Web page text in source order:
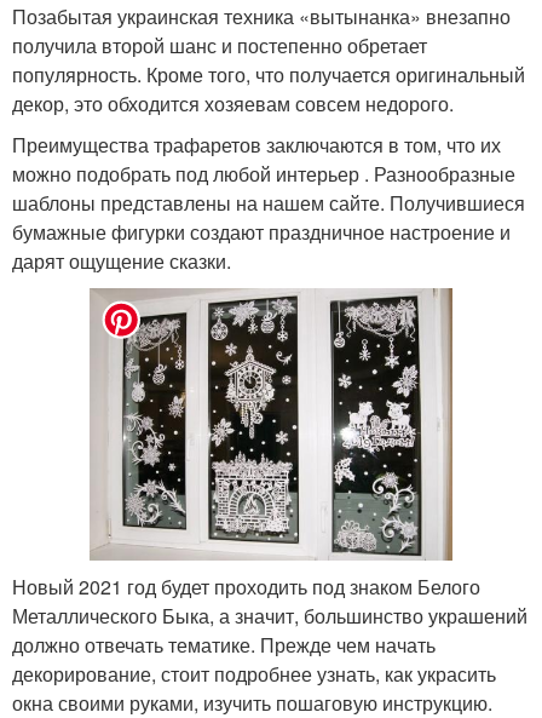
Позабытая украинская техника «вытынанка» внезапно
получила второй шанс и постепенно обретает
популярность. Кроме того, что получается оригинальный
декор, это обходится хозяевам совсем недорого.
Преимущества трафаретов заключаются в том, что их
можно подобрать под любой интерьер . Разнообразные
шаблоны представлены на нашем сайте. Получившиеся
бумажные фигурки создают праздничное настроение и
дарят ощущение сказки.
Новый 2021 год будет проходить под знаком Белого
Металлического Быка, а значит, большинство украшений
должно отвечать тематике. Прежде чем начать
декорирование, стоит подробнее узнать, как украсить
окна своими руками, изучить пошаговую инструкцию.